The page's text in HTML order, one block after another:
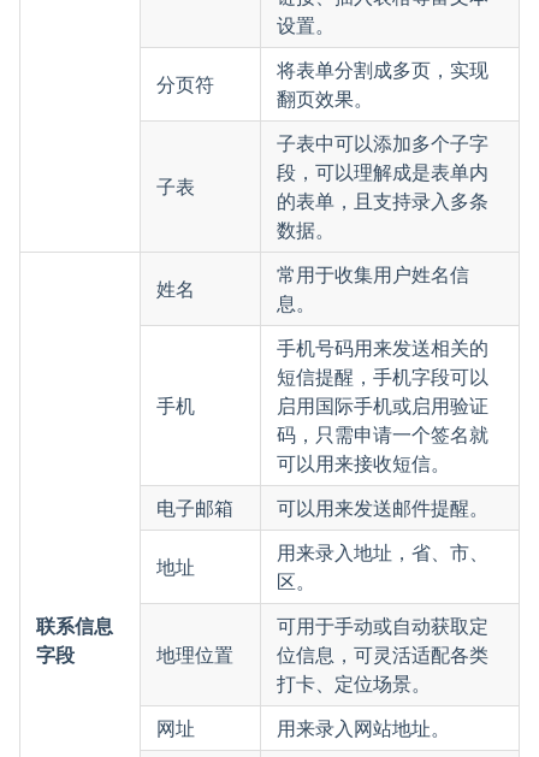
设置。
分页符
将表单分割成多页，实现
翻页效果。
子表
子表中可以添加多个子字
段，可以理解成是表单内
的表单，且支持录入多条
数据。
联系信息
字段
姓名
常用于收集用户姓名信
息。
手机
手机号码用来发送相关的
短信提醒，手机字段可以
启用国际手机或启用验证
码，只需申请一个签名就
可以用来接收短信。
电子邮箱
可以用来发送邮件提醒。
地址
用来录入地址，省、市、
区。
地理位置
可用于手动或自动获取定
位信息，可灵活适配各类
打卡、定位场景。
网址
用来录入网站地址。